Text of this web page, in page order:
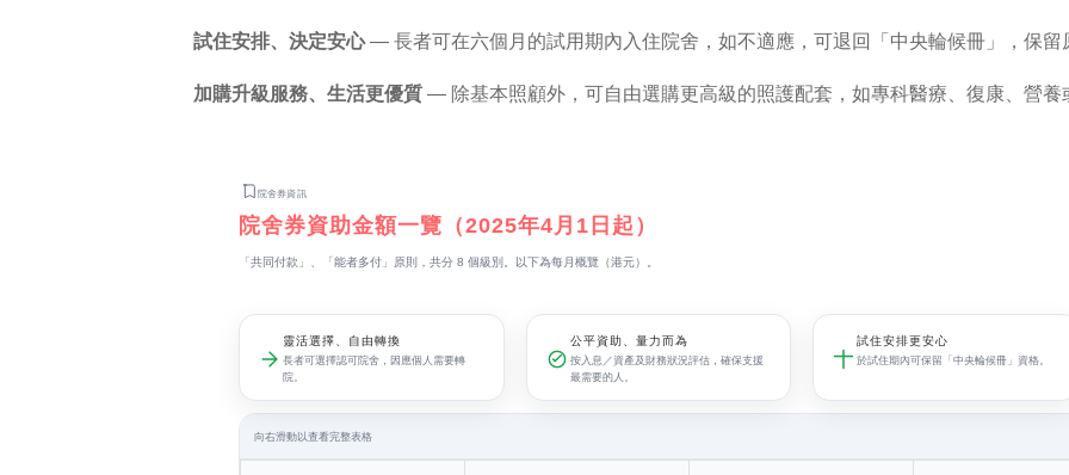
試住安排、決定安心— 長者可在六個月的試用期內入住院舍，如不適應，可退回「中央輪候冊」，保留
加購升級服務、生活更優質 — 除基本照顧外，可自由選購更高級的照護配套，如專科醫療、復康、營養
院舍券資訊
院舍券資助金額一覽（2025年4月1日起）
「共同付款」、「能者多付」原則，共分 8 個級別。以下為每月概覽（港元）。
靈活選擇、自由轉換
長者可選擇認可院舍，因應個人需要轉
院。
公平資助、量力而為
按入息／資產及財務狀況評估，確保支援
最需要的人。
試住安排更安心
於試住期內可保留「中央輪候冊」資格。
向右滑動以查看完整表格